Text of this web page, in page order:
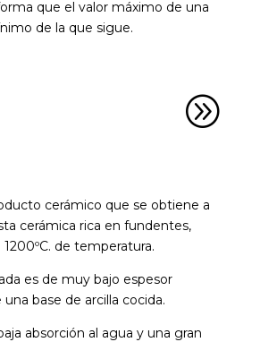
que el valor máximo de una
de la que sigue.
A
cerámico que se obtiene a
cerámica rica en fundentes,
de temperatura.
es de muy bajo espesor
base de arcilla cocida.
absorción al agua y una gran